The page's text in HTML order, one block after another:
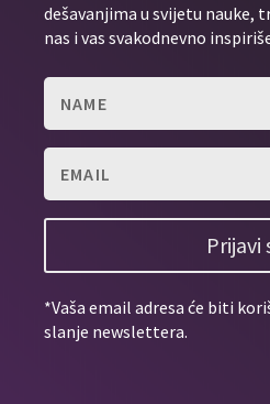
dešavanjima u svijetu nauke,
nas i vas svakodnevno
Prijavi
*Vaša email adresa će biti
slanje newslettera.